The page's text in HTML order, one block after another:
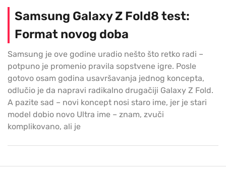
Samsung Galaxy Z Fold8 test:
Format novog doba
Samsung je ove godine uradio nešto što retko radi –
potpuno je promenio pravila sopstvene igre. Posle
gotovo osam godina usavršavanja jednog koncepta,
odlučio je da napravi radikalno drugačiji Galaxy Z Fold.
A pazite sad – novi koncept nosi staro ime, jer je stari
model dobio novo Ultra ime – znam, zvuči
komplikovano, ali je